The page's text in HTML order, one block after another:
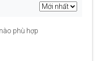
phù hợp